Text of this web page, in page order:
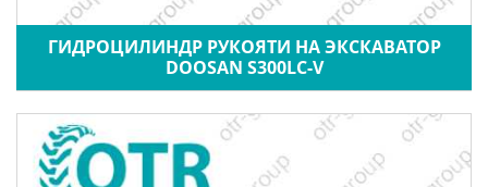
ГИДРОЦИЛИНДР РУКОЯТИ НА ЭКСКАВАТОР
DOOSAN S300LC-V